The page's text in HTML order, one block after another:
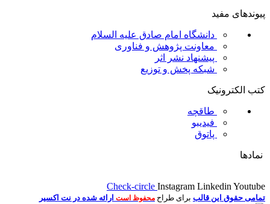
پیوندهای مفید
دانشگاه امام صادق علیه السلام
معاونت پژوهش و فناوری
پیشنهاد نشر اثر
شبکه پخش و توزیع
کتب الکترونیک
طاقچه
فیدیبو
پاتوق
نمادها
Check-circle Instagram Linkedin Youtube
تمامی حقوق این قالب برای طراح محفوظ است ارائه شده در نت اکسیر